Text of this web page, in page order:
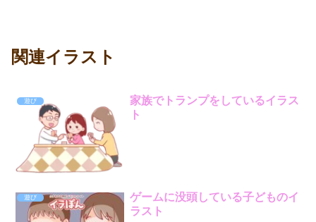
関連イラスト
遊び
家族でトランプをしているイラス
ト
遊び
ゲームに没頭している子どものイ
ラスト